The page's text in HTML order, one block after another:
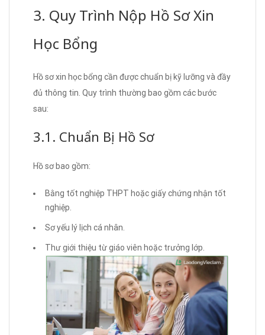
3. Quy Trình Nộp Hồ Sơ Xin
Học Bổng
Hồ sơ xin học bổng cần được chuẩn bị kỹ lưỡng và đầy
đủ thông tin. Quy trình thường bao gồm các bước
sau:
3.1. Chuẩn Bị Hồ Sơ
Hồ sơ bao gồm:
Bằng tốt nghiệp THPT hoặc giấy chứng nhận tốt
nghiệp.
Sơ yếu lý lịch cá nhân.
Thư giới thiệu từ giáo viên hoặc trưởng lớp.